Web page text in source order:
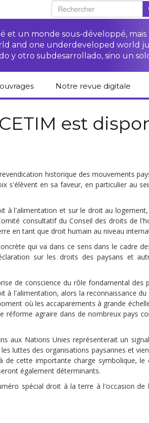
et un monde sous-développé,
and one underdeveloped world
y otro subdesarrollado, sino un
“Protéger les droits
des paysan.nes”
Fiches de formation
sur les droits des
paysan.nes
Accès à la justice
pour les victimes des
et liens
Argentine
Bolivie
Brésil
Colombie
Cuba
Equateur
série
droits Collection droits
humains
Cahiers critiques
librairies
Notre revue digitale
pour un autre
développement
est
historique des mouvements
s'élèvent en sa faveur, en particulier au
à l'alimentation et sur le droit au
consultatif du Conseil des droits de
en tant que droit humain au niveau
qui va dans ce sens dans le cadre
sur les droits des paysans et
de conscience du rôle fondamental des
à l'alimentation, alors la reconnaissance
où les accaparements à grande
agraire dans de nombreux pays
aux Nations Unies représenterait un
luttes des organisations paysannes et
de cette importante charge symbolique, le
également déterminants.
spécial droit à la terre à l'occasion de